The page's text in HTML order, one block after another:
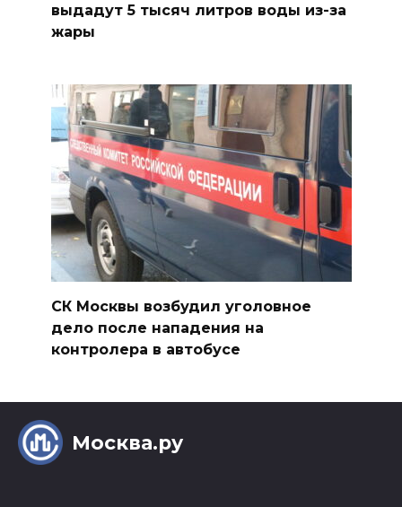
выдадут 5 тысяч литров воды из-за
жары
СК Москвы возбудил уголовное
дело после нападения на
контролера в автобусе
Москва.ру